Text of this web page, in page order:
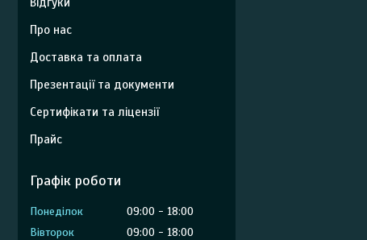
Про нас
Доставка та оплата
Презентації та документи
Сертифікати та ліцензії
Прайс
Графік роботи
Понеділок 09:00
18:00
Вівторок
09:00
18:00